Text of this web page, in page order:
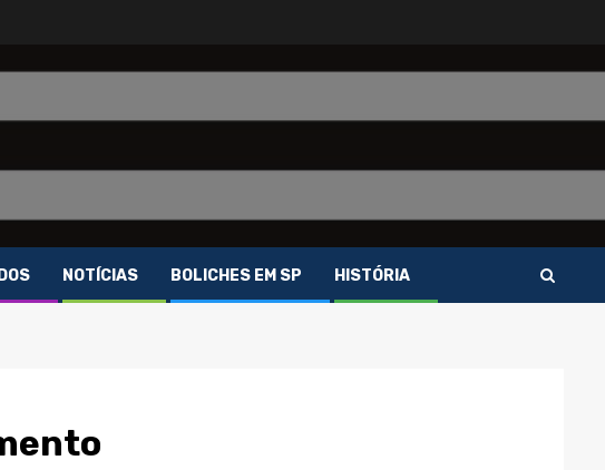
NOTÍCIAS BOLICHES EM SP HISTÓRIA